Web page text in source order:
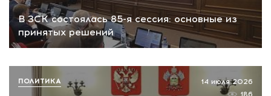
В ЗСК состоялась 85-я сессия: основные из
принятых решений
14 июля 2026
ПОЛИТИКА